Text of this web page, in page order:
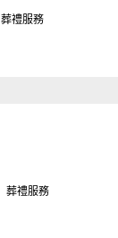
葬禮服務
葬禮服務